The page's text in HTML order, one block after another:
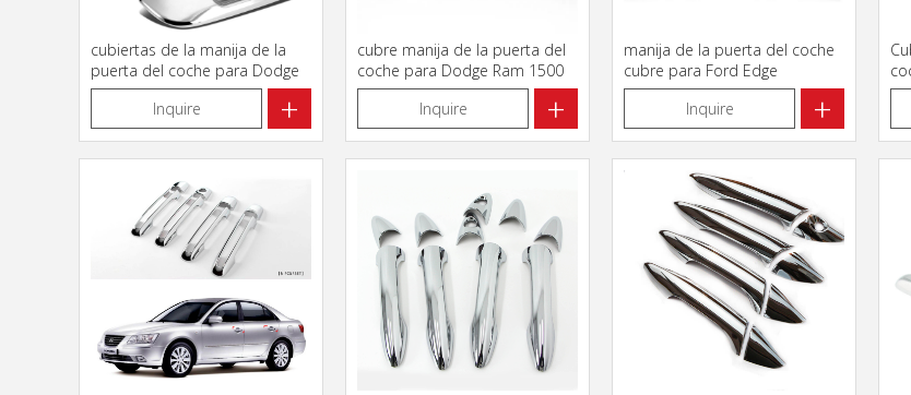
cubiertas de la manija de la
puerta del coche para Dodge
Ram 4DR
Inquire
+
cubre manija de la puerta del
coche para Dodge Ram 1500
Inquire
+
manija de la puerta del coche
cubre para Ford Edge
Inquire
+